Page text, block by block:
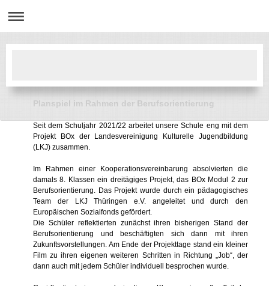
Planspiel im Rahmen der Berufsorientierung
Seit dem Schuljahr 2021/22 arbeitet unsere Schule eng mit dem
Projekt BOx der Landesvereinigung Kulturelle Jugendbildung
(LKJ) zusammen.
Im Rahmen einer Kooperationsvereinbarung absolvierten die
damals 8. Klassen ein dreitägiges Projekt, das BOx Modul 2 zur
Berufsorientierung. Das Projekt wurde durch ein pädagogisches
Team der LKJ Thüringen e.V. angeleitet und durch den
Europäischen Sozialfonds gefördert.
Die Schüler reflektierten zunächst ihren bisherigen Stand der
Berufsorientierung und beschäftigten sich dann mit ihren
Zukunftsvorstellungen. Am Ende der Projekttage stand ein kleiner
Film zu ihren eigenen weiteren Schritten in Richtung „Job“, der
dann auch mit jedem Schüler individuell besprochen wurde.